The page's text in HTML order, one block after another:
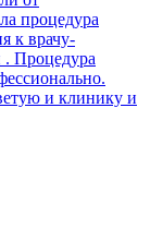
процедура
к врачу-
Процедура
и клинику и